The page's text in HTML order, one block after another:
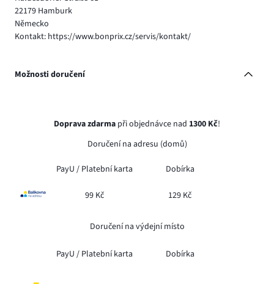
22179 Hamburk
Německo
Kontakt: https://www.bonprix.cz/servis/kontakt/
Možnosti doručení
Doprava zdarma při objednávce nad 1300 Kč!
Doručení na adresu (domů)
PayU / Platební karta Dobírka
99 Kč 129 Kč
Doručení na výdejní místo
PayU / Platební karta Dobírka